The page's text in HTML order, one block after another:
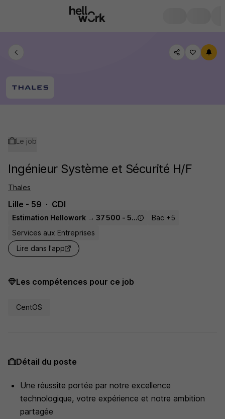
Le job
Ingénieur Système et Sécurité H/F
Thales
Lille - 59 CDI
Estimation Hellowork → 37 500 - 51 200 € / an
Bac +5
Services aux Entreprises
Lire dans l'app
Les compétences pour ce job
CentOS
Détail du poste
Une réussite portée par notre excellence
technologique, votre expérience et notre ambition
partagée